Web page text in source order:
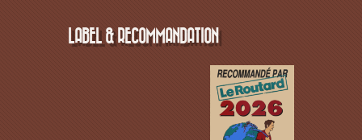
LABEL & RECOMMANDATION